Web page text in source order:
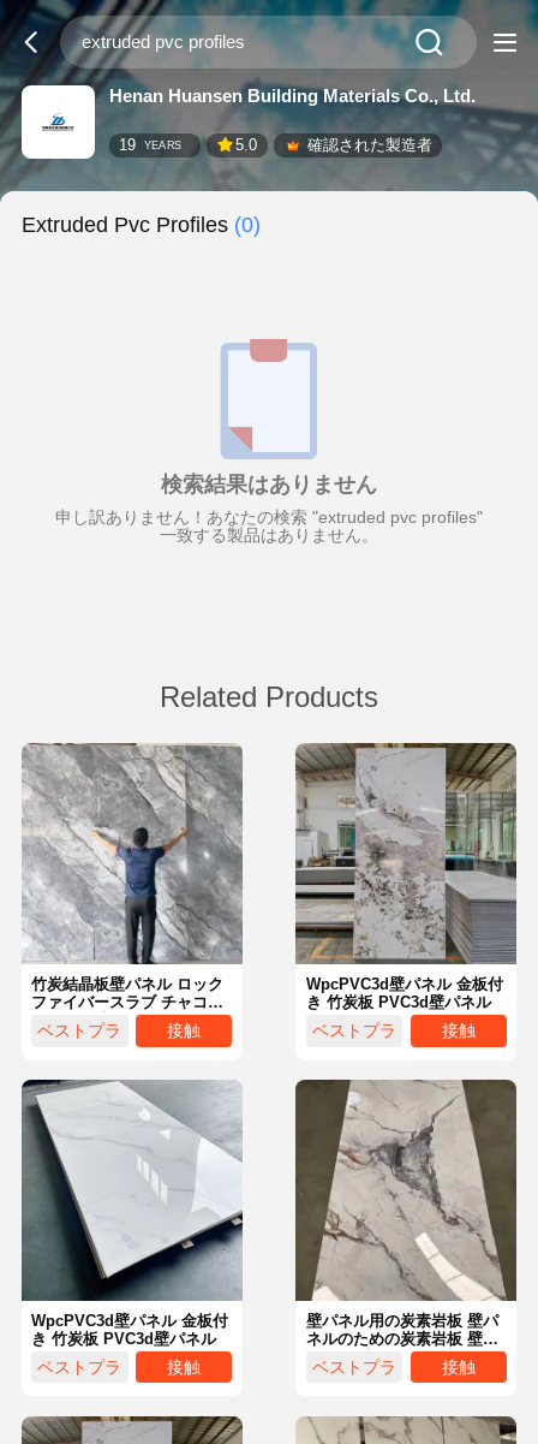
Henan Huansen Building Materials Co., Ltd.
19 YEARS 5.0 確認された製造者
Extruded Pvc Profiles (0)
検索結果はありません
申し訳ありません！あなたの検索 "extruded pvc profiles"
一致する製品はありません。
Related Products
竹炭結晶板壁パネル ロック
ファイバースラブ チャコー
ルボード壁 PE インテリア
装飾用ベニヤ大理石
ベストプラ
接触
WpcPVC3d壁パネル 金板付
き 竹炭板 PVC3d壁パネル
ベストプラ
接触
WpcPVC3d壁パネル 金板付
き 竹炭板 PVC3d壁パネル
ベストプラ
接触
壁パネル用の炭素岩板 壁パ
ネルのための炭素岩板 壁パ
ネル用 壁パネル用 壁パネル
用 壁パネル用 壁パネル用
ベストプラ
接触